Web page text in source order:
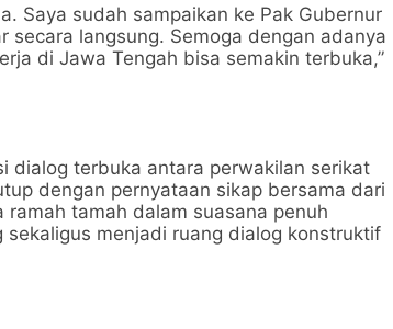
Saya sudah sampaikan ke Pak Gubernur
langsung. Semoga dengan adanya
di Jawa Tengah bisa semakin terbuka,”
dialog terbuka antara perwakilan serikat
dengan pernyataan sikap bersama dari
tamah dalam suasana penuh
menjadi ruang dialog konstruktif